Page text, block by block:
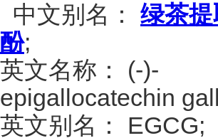
中文别名： 绿茶
酚;
英文名称： (-)-
epigallocatechin
英文别名： EGCG;